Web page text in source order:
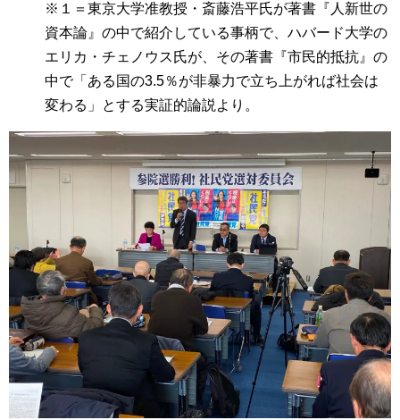
※１＝東京大学准教授・斎藤浩平氏が著書『人新世の
資本論』の中で紹介している事柄で、ハバード大学の
エリカ・チェノウス氏が、その著書『市民的抵抗』の
中で「ある国の3.5％が非暴力で立ち上がれば社会は
変わる」とする実証的論説より。